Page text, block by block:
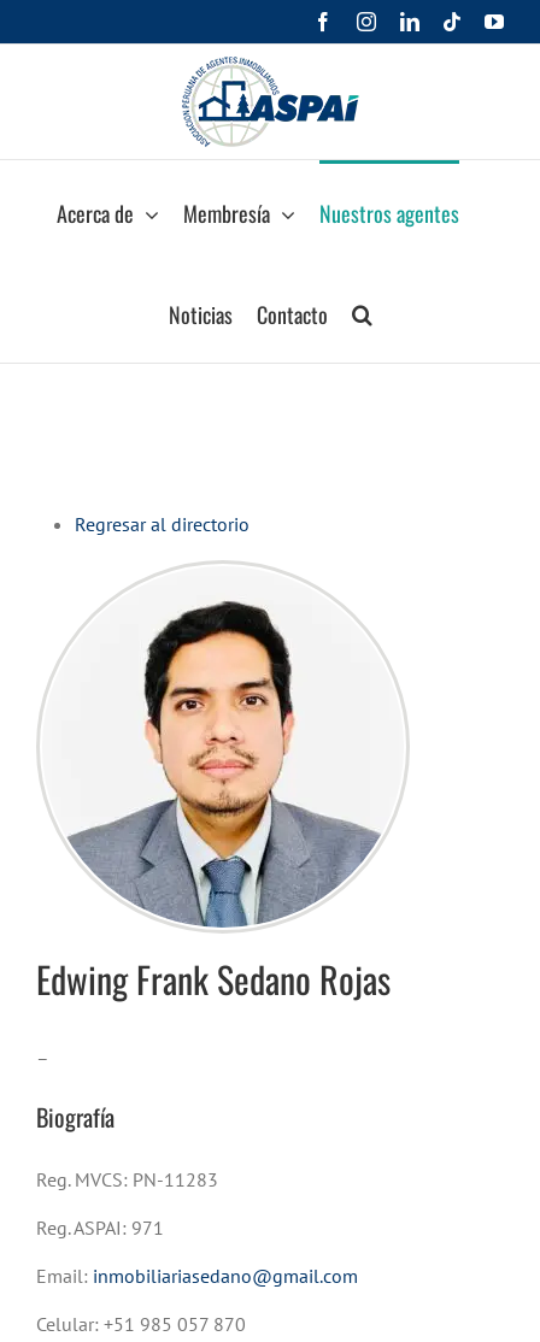
al
FacebookInstagramLinkedIn
Tiktok
Acerca de Membresía Nuestros agentes
Noticias Contacto
Regresar al directorio
Edwing FrankSedano Rojas
–
Biografía
Reg. MVCS: PN-11283
Reg. ASPAI: 971
Email: inmobiliariasedano@gmail.com
Celular: +51 985 057 870